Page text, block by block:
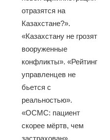
отразятся на
Казахстане?».
«Казахстану не грозят
вооруженные
конфликты». «Рейтинг
управленцев не
бьется с
реальностью».
«ОСМС: пациент
скорее мёртв, чем
застрахован».